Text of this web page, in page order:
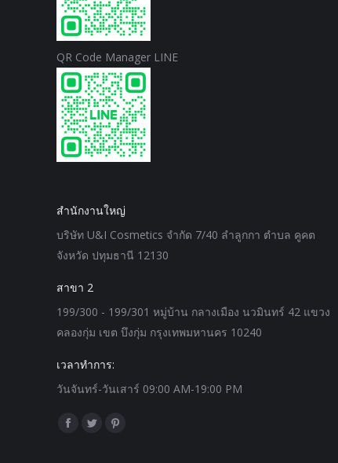
QR Code Manager LINE
สำนักงานใหญ่
บริษัท U&I Cosmetics จำกัด 7/40 ลำลูกกา ตำบล คูคต
จังหวัด ปทุมธานี 12130
สาขา 2
199/300 - 199/301 หมู่บ้าน กลางเมือง นวมินทร์ 42 แขวง
คลองกุ่ม เขต บึงกุ่ม กรุงเทพมหานคร 10240
เวลาทำการ:
วันจันทร์-วันเสาร์ 09:00 AM-19:00 PM
Find us on:
Facebook
TwitterPinterest